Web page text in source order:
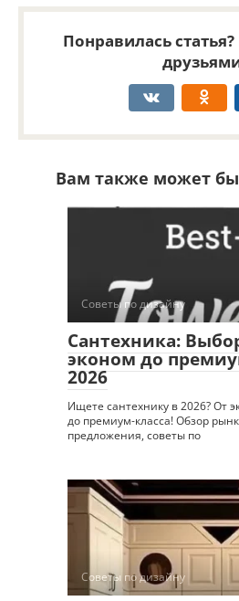
Понравилась
Вам также может
Советы по дизайну
Сантехника:
эконом до
2026
Ищете сантехнику в 2026? От
до премиум-класса! Обзор
предложения, советы по
Советы по дизайну